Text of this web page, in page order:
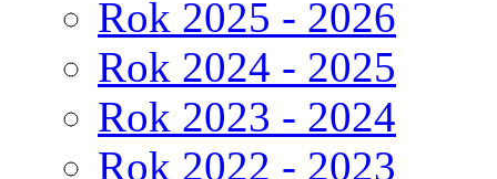
Rok 2025 - 2026
Rok 2024 - 2025
Rok 2023 - 2024
Rok 2022 - 2023